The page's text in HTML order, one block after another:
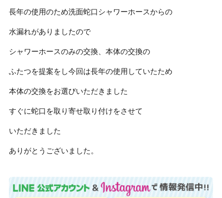
長年の使用のため洗面蛇口シャワーホースからの
水漏れがありましたので
シャワーホースのみの交換、本体の交換の
ふたつを提案をし今回は長年の使用していたため
本体の交換をお選びいただきました
すぐに蛇口を取り寄せ取り付けをさせて
いただきました
ありがとうございました。